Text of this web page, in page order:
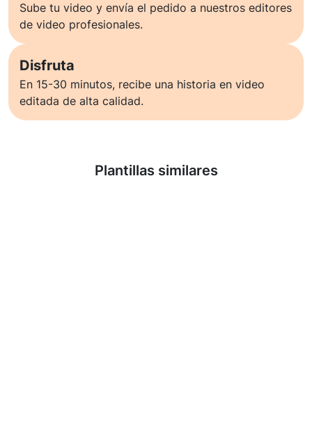
Sube tu video y envía el pedido a nuestros editores
de video profesionales.
Disfruta
En 15-30 minutos, recibe una historia en video
editada de alta calidad.
Plantillas similares
Saber más